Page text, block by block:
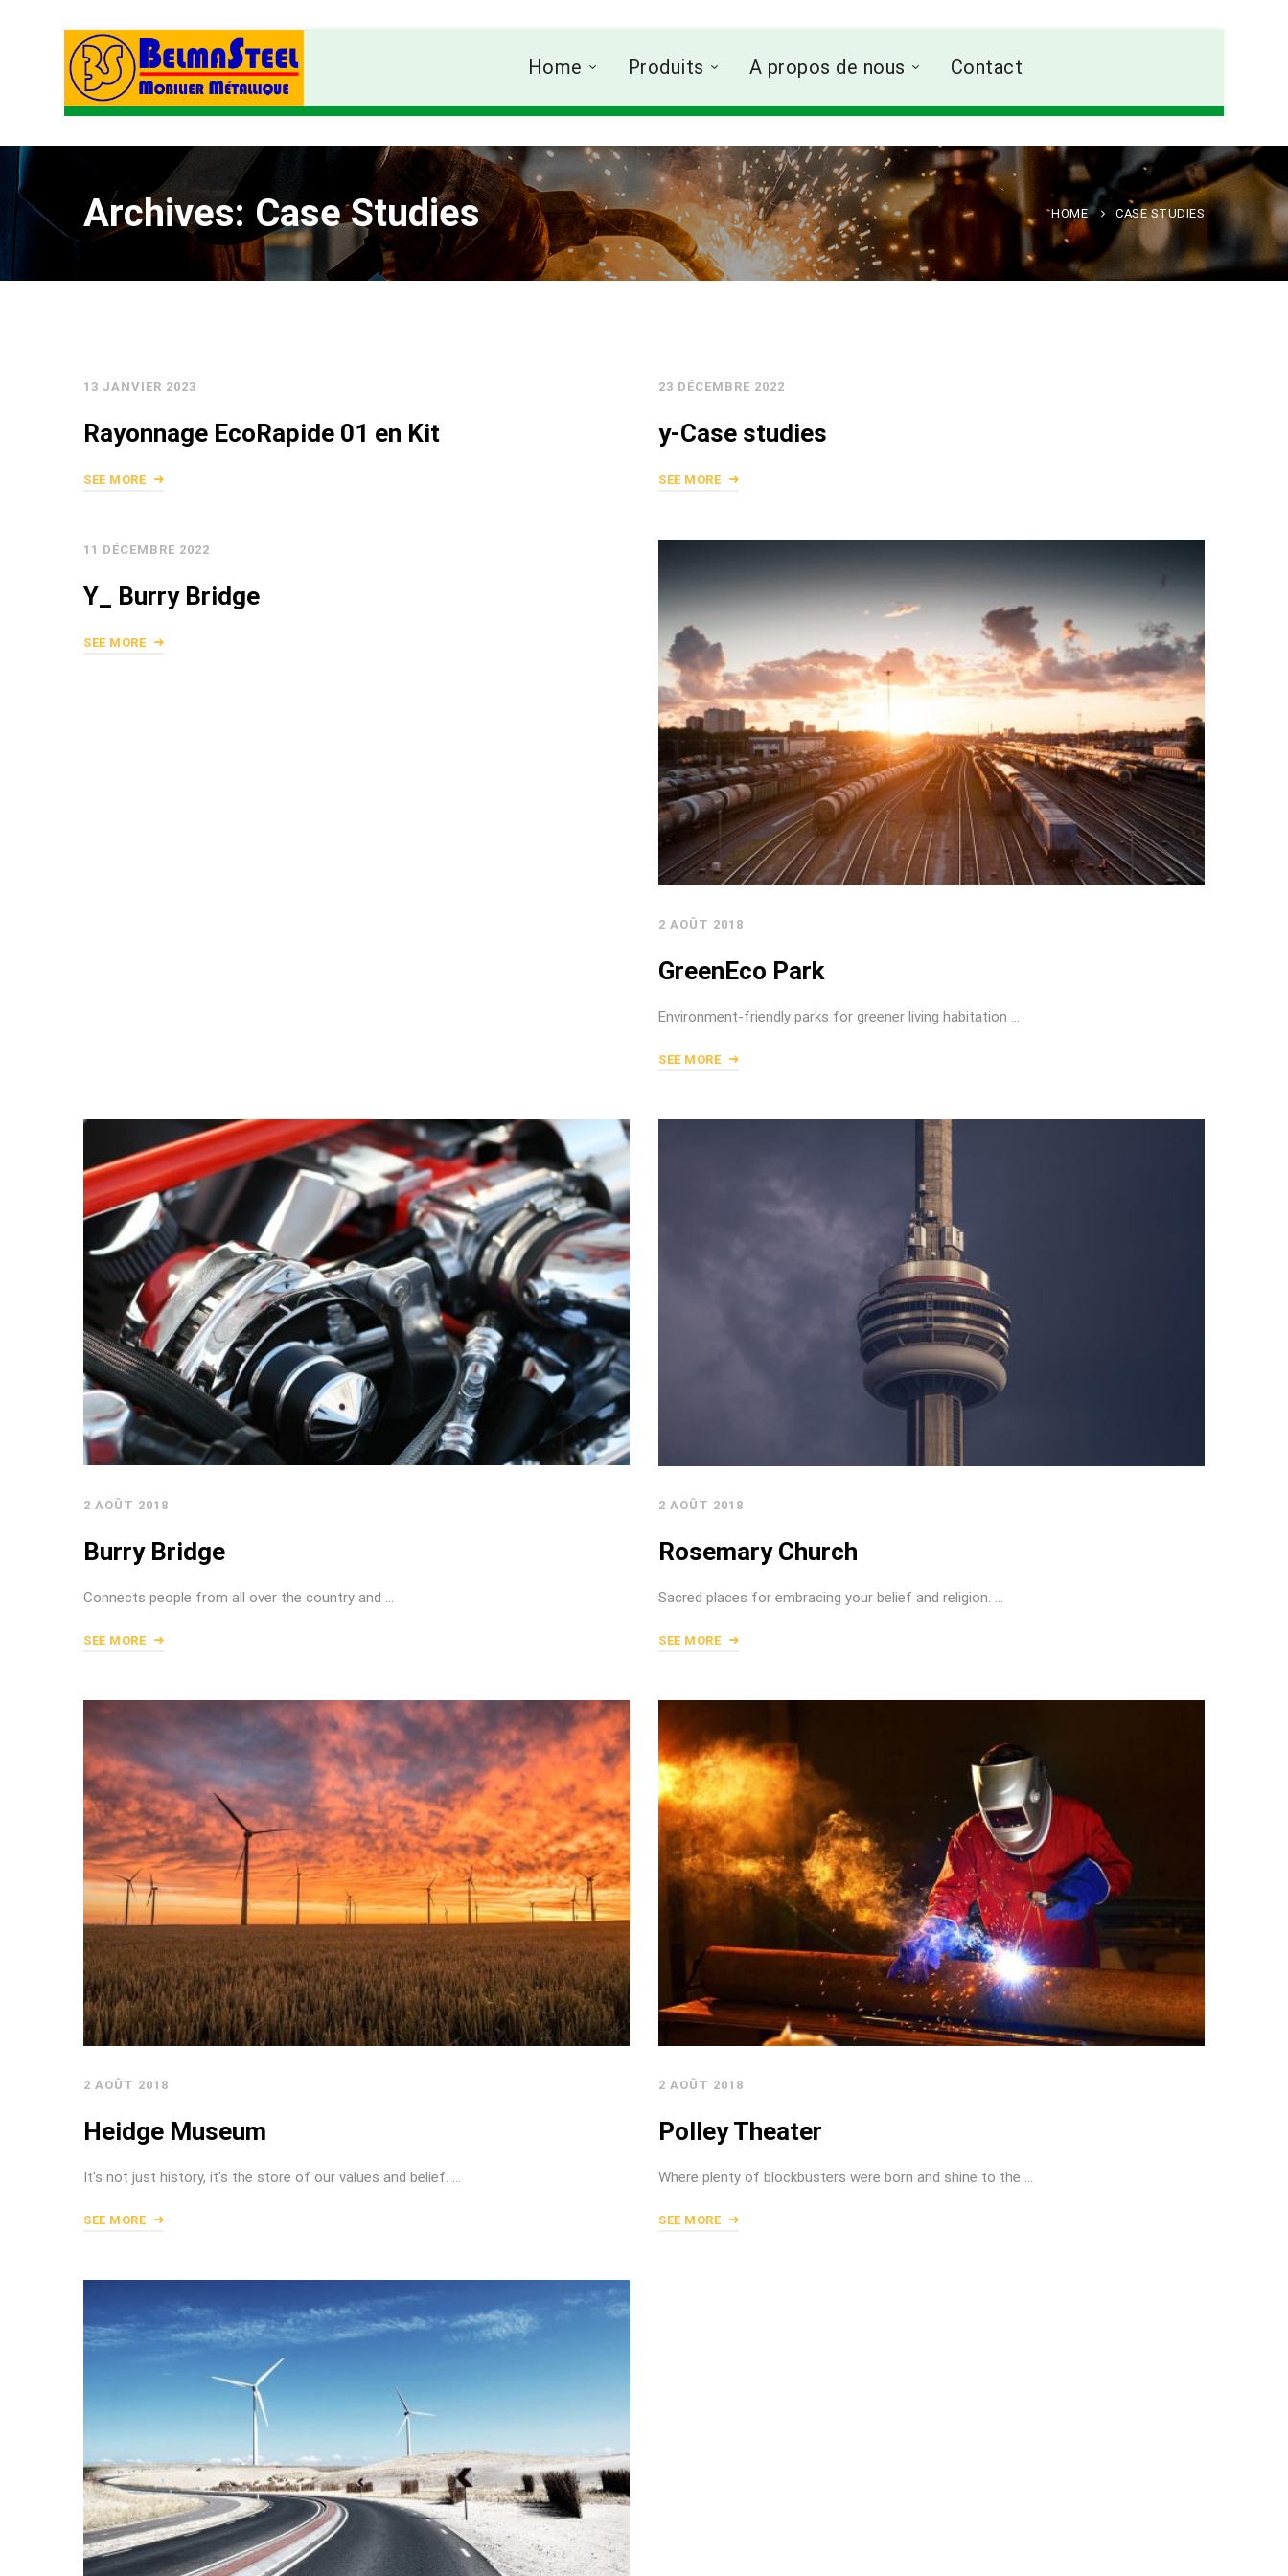
Home Produits A propos de nous Contact
Archives: Case Studies HOME CASE STUDIES
13 JANVIER 2023
Rayonnage EcoRapide 01 en Kit
SEE MORE
23 DÉCEMBRE 2022
y-Case studies
SEE MORE
11 DÉCEMBRE 2022
Y_ Burry Bridge
SEE MORE
2 AOÛT 2018
GreenEco Park
Environment-friendly parks for greener living habitation …
SEE MORE
2 AOÛT 2018
Burry Bridge
Connects people from all over the country and …
SEE MORE
2 AOÛT 2018
Rosemary Church
Sacred places for embracing your belief and religion. …
SEE MORE
2 AOÛT 2018
Heidge Museum
It's not just history, it's the store of our values and belief. …
SEE MORE
2 AOÛT 2018
Polley Theater
Where plenty of blockbusters were born and shine to the …
SEE MORE